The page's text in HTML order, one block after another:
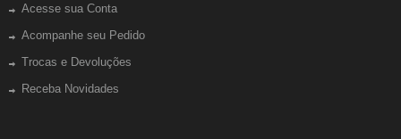
Acesse sua Conta
Acompanhe seu Pedido
Trocas e Devoluções
Receba Novidades